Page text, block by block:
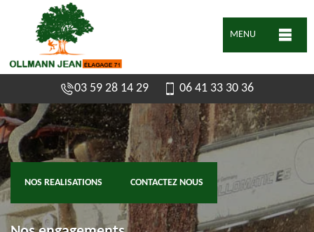
MENU
03 59 28 14 29 06 41 33 30 36
NOS REALISATIONS CONTACTEZ NOUS